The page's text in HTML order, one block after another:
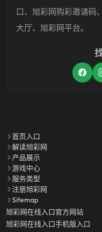
口、旭彩网购彩邀请码
大厅、旭彩网平台。
首页入口
解读旭彩网
产品展示
游戏中心
服务类型
注册旭彩网
Sitemap
旭彩网在线入口官方网站
旭彩网在线入口手机版入口